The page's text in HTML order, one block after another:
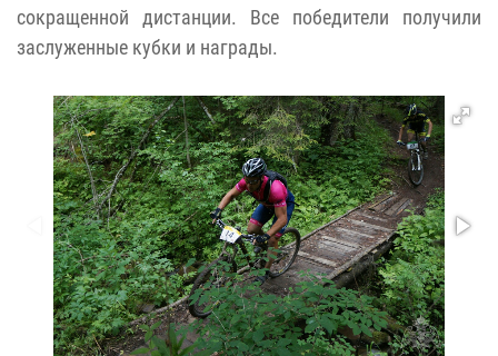
сокращенной дистанции. Все победители получили
заслуженные кубки и награды.